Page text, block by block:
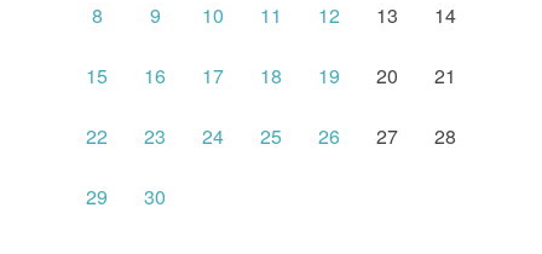
8 9 10 11 12 13 14
15 16 17 18 19 20 21
22 23 24 25 26 27 28
29 30